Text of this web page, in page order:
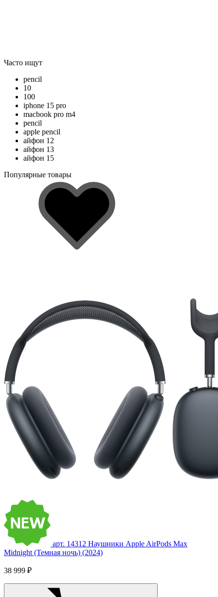
Часто ищут
pencil
10
100
iphone 15 pro
macbook pro m4
pencil
apple pencil
айфон 12
айфон 13
айфон 15
Популярные товары
арт. 14312 Наушники Apple AirPods Max
Midnight (Темная ночь) (2024)
38 999 ₽